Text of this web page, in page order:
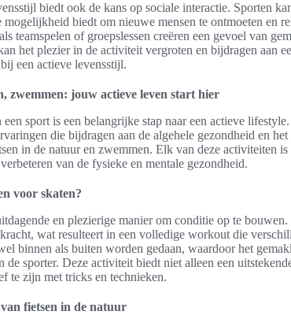
biedt ook de kans op sociale interactie. Sporten
mogelijkheid biedt om nieuwe mensen te ontmoeten en
teamspelen of groepslessen creëren een gevoel van
het plezier in de activiteit vergroten en bijdragen aan
een actieve levensstijl.
zwemmen: jouw actieve leven start hier
sport is een belangrijke stap naar een actieve
die bijdragen aan de algehele gezondheid en
in de natuur en zwemmen. Elk van deze activiteiten
van de fysieke en mentale gezondheid.
voor skaten?
en plezierige manier om conditie op te
wat resulteert in een volledige workout die
binnen als buiten worden gedaan, waardoor het
de sporter. Deze activiteit biedt niet alleen een
te zijn met tricks en technieken.
fietsen in de natuur